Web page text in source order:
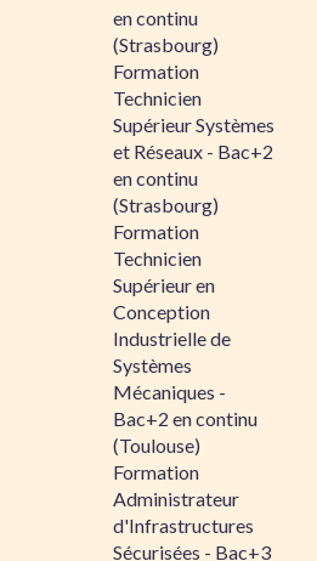
en continu
(Strasbourg)
Formation
Technicien
Supérieur Systèmes
et Réseaux - Bac+2
en continu
(Strasbourg)
Formation
Technicien
Supérieur en
Conception
Industrielle de
Systèmes
Mécaniques -
Bac+2 en continu
(Toulouse)
Formation
Administrateur
d'Infrastructures
Sécurisées - Bac+3